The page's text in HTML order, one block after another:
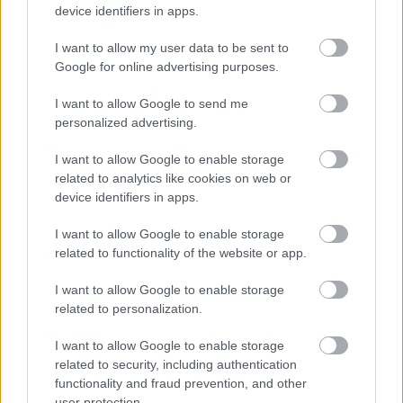
device identifiers in apps.
I want to allow my user data to be sent to
Google for online advertising purposes.
I want to allow Google to send me
personalized advertising.
I want to allow Google to enable storage
related to analytics like cookies on web or
device identifiers in apps.
I want to allow Google to enable storage
related to functionality of the website or app.
I want to allow Google to enable storage
related to personalization.
I want to allow Google to enable storage
related to security, including authentication
functionality and fraud prevention, and other
Goodwood FOS @fosgoodwood
You can't talk about #F1 history without
paying homage to the thunderous
#AlfaRomeo 158 Alfetta. In the early years
of the World Championship, this machine
chalked-up 47 wins from 55 grands prix
entered and was piloted by a flurry of
legendary drivers including Giuseppe
Farina,…